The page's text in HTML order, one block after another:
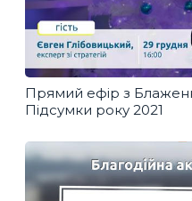
Прямий ефір з
Підсумки року 2021